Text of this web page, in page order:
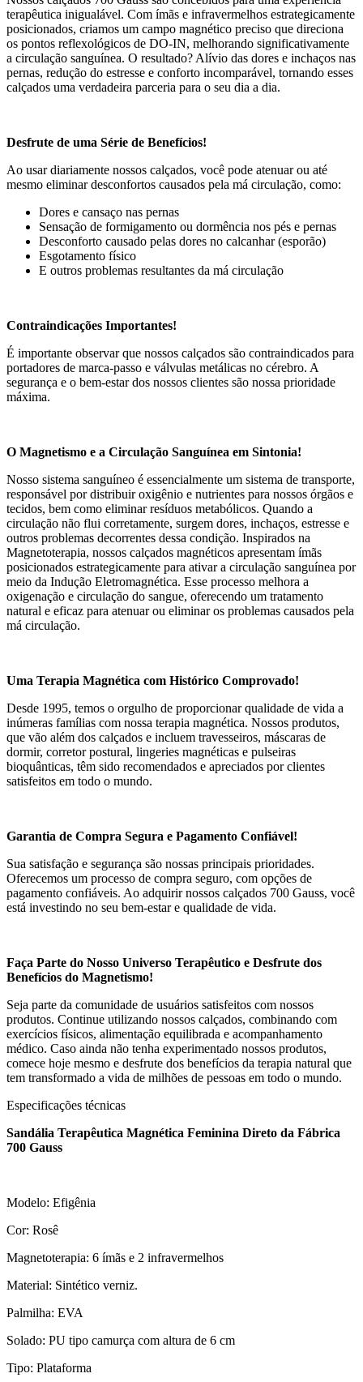
terapêutica inigualável. Com ímãs e infravermelhos estrategicamente
posicionados, criamos um campo magnético preciso que direciona
os pontos reflexológicos de DO-IN, melhorando significativamente
a circulação sanguínea. O resultado? Alívio das dores e inchaços nas
pernas, redução do estresse e conforto incomparável, tornando esses
calçados uma verdadeira parceria para o seu dia a dia.
Desfrute de uma Série de Benefícios!
Ao usar diariamente nossos calçados, você pode atenuar ou até
mesmo eliminar desconfortos causados pela má circulação, como:
Dores e cansaço nas pernas
Sensação de formigamento ou dormência nos pés e pernas
Desconforto causado pelas dores no calcanhar (esporão)
Esgotamento físico
E outros problemas resultantes da má circulação
Contraindicações Importantes!
É importante observar que nossos calçados são contraindicados para
portadores de marca-passo e válvulas metálicas no cérebro. A
segurança e o bem-estar dos nossos clientes são nossa prioridade
máxima.
O Magnetismo e a Circulação Sanguínea em Sintonia!
Nosso sistema sanguíneo é essencialmente um sistema de transporte,
responsável por distribuir oxigênio e nutrientes para nossos órgãos e
tecidos, bem como eliminar resíduos metabólicos. Quando a
circulação não flui corretamente, surgem dores, inchaços, estresse e
outros problemas decorrentes dessa condição. Inspirados na
Magnetoterapia, nossos calçados magnéticos apresentam ímãs
posicionados estrategicamente para ativar a circulação sanguínea por
meio da Indução Eletromagnética. Esse processo melhora a
oxigenação e circulação do sangue, oferecendo um tratamento
natural e eficaz para atenuar ou eliminar os problemas causados pela
má circulação.
Uma Terapia Magnética com Histórico Comprovado!
Desde 1995, temos o orgulho de proporcionar qualidade de vida a
inúmeras famílias com nossa terapia magnética. Nossos produtos,
que vão além dos calçados e incluem travesseiros, máscaras de
dormir, corretor postural, lingeries magnéticas e pulseiras
bioquânticas, têm sido recomendados e apreciados por clientes
satisfeitos em todo o mundo.
Garantia de Compra Segura e Pagamento Confiável!
Sua satisfação e segurança são nossas principais prioridades.
Oferecemos um processo de compra seguro, com opções de
pagamento confiáveis. Ao adquirir nossos calçados 700 Gauss, você
está investindo no seu bem-estar e qualidade de vida.
Faça Parte do Nosso Universo Terapêutico e Desfrute dos
Benefícios do Magnetismo!
Seja parte da comunidade de usuários satisfeitos com nossos
produtos. Continue utilizando nossos calçados, combinando com
exercícios físicos, alimentação equilibrada e acompanhamento
médico. Caso ainda não tenha experimentado nossos produtos,
comece hoje mesmo e desfrute dos benefícios da terapia natural que
tem transformado a vida de milhões de pessoas em todo o mundo.
Especificações técnicas
Sandália Terapêutica Magnética Feminina Direto da Fábrica
700 Gauss
Modelo: Efigênia
Cor: Rosê
Magnetoterapia: 6 ímãs e 2 infravermelhos
Material: Sintético verniz.
Palmilha: EVA
Solado: PU tipo camurça com altura de 6 cm
Tipo: Plataforma